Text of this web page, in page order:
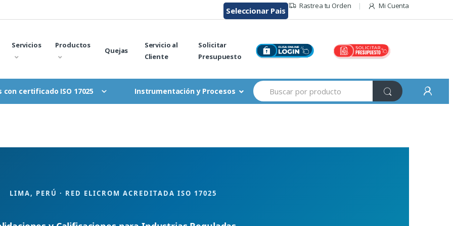
Rastrea tu Orden Mi Cuenta
Seleccionar Pais
Servicios Productos
Quejas
Servicio al
Cliente
Solicitar
Presupuesto
con certificado ISO 17025 Instrumentación y Procesos
Buscar:
LIMA, PERÚ · RED ELICROM ACREDITADA ISO 17025